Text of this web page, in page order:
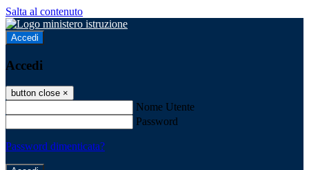
Salta al contenuto
Accedi
Accedi
button close ×
Nome Utente
Password
Password dimenticata?